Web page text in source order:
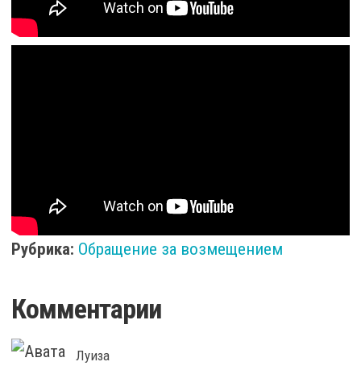
Рубрика: Обращение за возмещением
Комментарии
Луиза